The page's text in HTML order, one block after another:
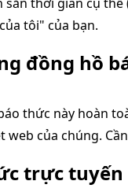
tôi" của bạn.
đồng hồ
thức này hoàn
web của chúng.
trực